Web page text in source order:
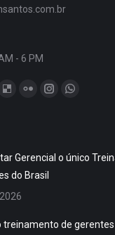
- 6 PM
Delicious
new
Flickr
new
Instagram
in
Whatsapp
in
Gerencial o único
do Brasil
treinamento de